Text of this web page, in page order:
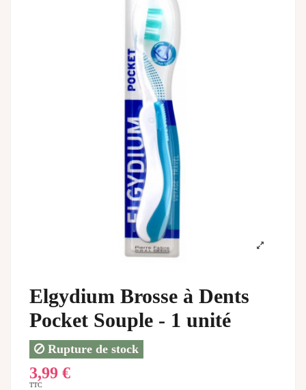
Elgydium Brosse à Dents
Pocket Souple - 1 unité
Rupture de stock
3,99 €
TTC